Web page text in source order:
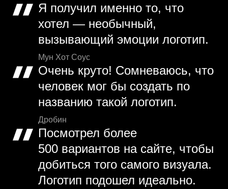
Я получил именно то, что
хотел — необычный,
вызывающий эмоции логотип.
Мун Хот Соус
Очень круто! Сомневаюсь, что
человек мог бы создать по
названию такой логотип.
Дробин
Посмотрел более
500 вариантов на сайте, чтобы
добиться того самого визуала.
Логотип подошел идеально.